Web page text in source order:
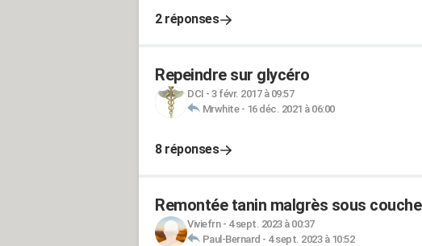
2 réponses
Repeindre sur glycéro
DCI - 3 févr. 2017 à 09:57
Mrwhite- 16 déc. 2021 à 06:00
8 réponses
Remontée tanin malgrès sous couche
Viviefrn- 4 sept. 2023 à 00:37
Paul-Bernard - 4 sept. 2023 à 10:52